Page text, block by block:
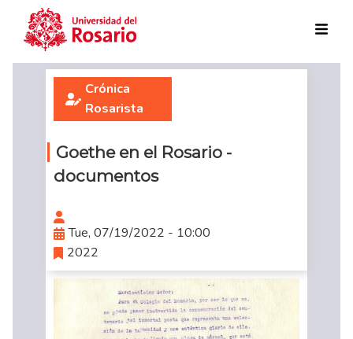
Skip to main content
Crónica
Rosarista
Goethe en el Rosario -
documentos
Tue, 07/19/2022 - 10:00
2022